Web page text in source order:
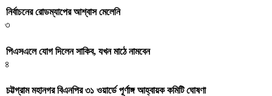
নির্বাচনের রোডম্যাপের আশ্বাস মেলেনি
৩
পিএসএলে যোগ দিলেন সাকিব, যখন মাঠে নামবেন
৪
চট্টগ্রাম মহানগর বিএনপির ৩১ ওয়ার্ডে পূর্ণাঙ্গ আহ্বায়ক কমিটি ঘোষণা